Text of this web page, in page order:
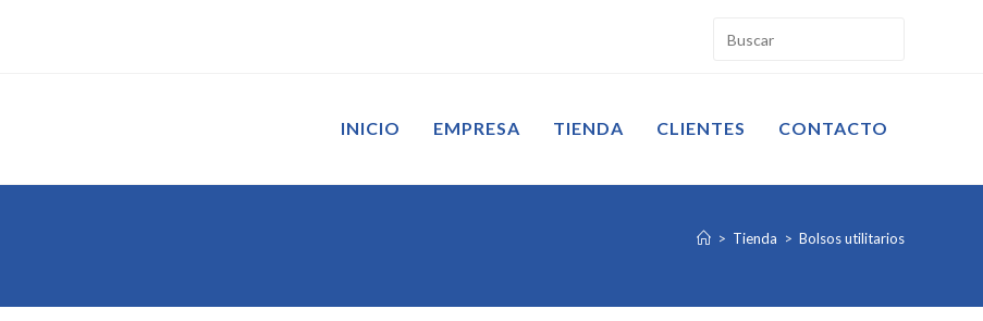
INICIO EMPRESA TIENDA CLIENTES CONTACTO
> Tienda > Bolsos utilitarios